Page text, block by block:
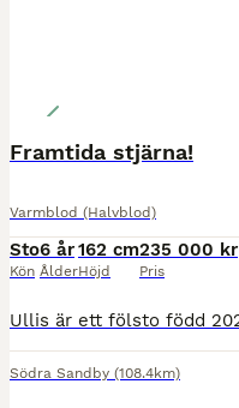
Framtida stjärna!
Varmblod (Halvblod)
Sto
Kön
6 år
Ålder
162 cm
Höjd
235 000 kr
Pris
Södra Sandby (108.4km)